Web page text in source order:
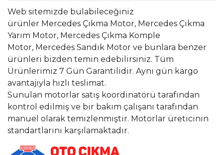
Web sitemizde bulabileceğiniz
ürünler Mercedes Çıkma Motor, Mercedes Çıkma
Yarım Motor, Mercedes Çıkma Komple
Motor, Mercedes Sandık Motor ve bunlara benzer
ürünleri bizden temin edebilirsiniz. Tüm
Ürünlerimiz 7 Gün Garantilidir. Aynı gün kargo
avantajıyla hızlı teslimat.
Sunulan motorlar satış koordinatörü tarafından
kontrol edilmiş ve bir bakım çalışanı tarafından
manuel olarak temizlenmiştir. Motorlar üreticinin
standartlarını karşılamaktadır.